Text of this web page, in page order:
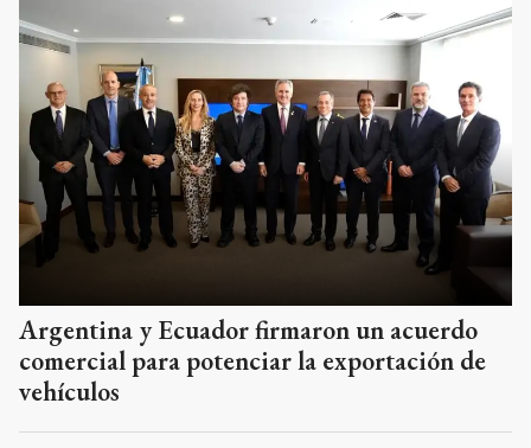
Argentina y Ecuador firmaron un acuerdo
comercial para potenciar la exportación de
vehículos